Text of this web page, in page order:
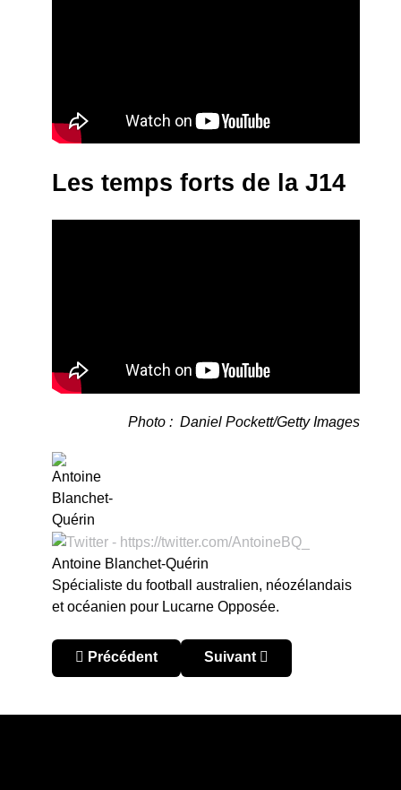
Les temps forts de la J14
Photo : Daniel Pockett/Getty Images
Antoine Blanchet-Quérin
Spécialiste du football australien, néozélandais
et océanien pour Lucarne Opposée.
Article précédent : Australie – A-League 2026 :
Précédent Article suivant : Australie –
Suivant